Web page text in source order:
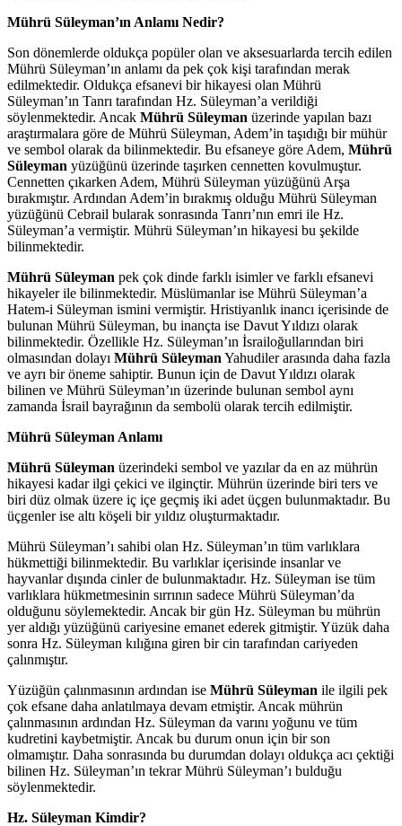
Mührü Süleyman’ın Anlamı Nedir?
Son dönemlerde oldukça popüler olan ve aksesuarlarda tercih edilen
Mührü Süleyman’ın anlamı da pek çok kişi tarafından merak
edilmektedir. Oldukça efsanevi bir hikayesi olan Mührü
Süleyman’ın Tanrı tarafından Hz. Süleyman’a verildiği
söylenmektedir. Ancak Mührü Süleyman üzerinde yapılan bazı
araştırmalara göre de Mührü Süleyman, Adem’in taşıdığı bir mühür
ve sembol olarak da bilinmektedir. Bu efsaneye göre Adem, Mührü
Süleyman yüzüğünü üzerinde taşırken cennetten kovulmuştur.
Cennetten çıkarken Adem, Mührü Süleyman yüzüğünü Arşa
bırakmıştır. Ardından Adem’in bırakmış olduğu Mührü Süleyman
yüzüğünü Cebrail bularak sonrasında Tanrı’nın emri ile Hz.
Süleyman’a vermiştir. Mührü Süleyman’ın hikayesi bu şekilde
bilinmektedir.
Mührü Süleyman pek çok dinde farklı isimler ve farklı efsanevi
hikayeler ile bilinmektedir. Müslümanlar ise Mührü Süleyman’a
Hatem-i Süleyman ismini vermiştir. Hristiyanlık inancı içerisinde de
bulunan Mührü Süleyman, bu inançta ise Davut Yıldızı olarak
bilinmektedir. Özellikle Hz. Süleyman’ın İsrailoğullarından biri
olmasından dolayı Mührü Süleyman Yahudiler arasında daha fazla
ve ayrı bir öneme sahiptir. Bunun için de Davut Yıldızı olarak
bilinen ve Mührü Süleyman’ın üzerinde bulunan sembol aynı
zamanda İsrail bayrağının da sembolü olarak tercih edilmiştir.
Mührü Süleyman Anlamı
Mührü Süleyman üzerindeki sembol ve yazılar da en az mührün
hikayesi kadar ilgi çekici ve ilginçtir. Mührün üzerinde biri ters ve
biri düz olmak üzere iç içe geçmiş iki adet üçgen bulunmaktadır. Bu
üçgenler ise altı köşeli bir yıldız oluşturmaktadır.
Mührü Süleyman’ı sahibi olan Hz. Süleyman’ın tüm varlıklara
hükmettiği bilinmektedir. Bu varlıklar içerisinde insanlar ve
hayvanlar dışında cinler de bulunmaktadır. Hz. Süleyman ise tüm
varlıklara hükmetmesinin sırrının sadece Mührü Süleyman’da
olduğunu söylemektedir. Ancak bir gün Hz. Süleyman bu mührün
yer aldığı yüzüğünü cariyesine emanet ederek gitmiştir. Yüzük daha
sonra Hz. Süleyman kılığına giren bir cin tarafından cariyeden
çalınmıştır.
Yüzüğün çalınmasının ardından ise Mührü Süleyman ile ilgili pek
çok efsane daha anlatılmaya devam etmiştir. Ancak mührün
çalınmasının ardından Hz. Süleyman da varını yoğunu ve tüm
kudretini kaybetmiştir. Ancak bu durum onun için bir son
olmamıştır. Daha sonrasında bu durumdan dolayı oldukça acı çektiği
bilinen Hz. Süleyman’ın tekrar Mührü Süleyman’ı bulduğu
söylenmektedir.
Hz. Süleyman Kimdir?